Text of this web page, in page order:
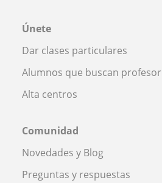
Únete
Dar clases particulares
Alumnos que buscan profesor
Alta centros
Comunidad
Novedades y Blog
Preguntas y respuestas